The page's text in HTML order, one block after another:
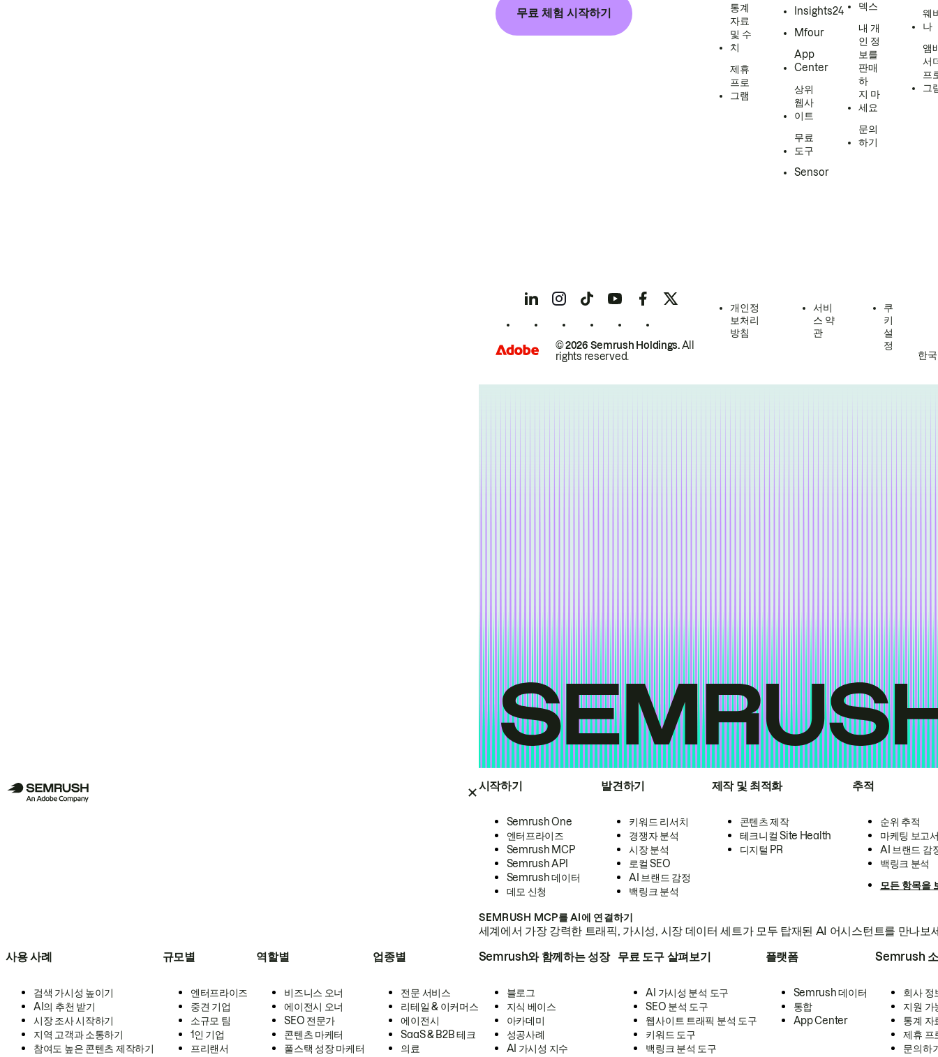
시작하기
Semrush One
엔터프라이즈
Semrush MCP
Semrush API
Semrush 데이터
데모 신청
발견하기
키워드 리서치
경쟁자 분석
시장 분석
로컬 SEO
AI 브랜드 감정
백링크 분석
제작 및 최적화
콘텐츠 제작
테크니컬 Site Health
디지털 PR
추적
순위 추적
마케팅 보고
AI 브랜드 감
백링크 분석
모든 항목을
SEMRUSH MCP를 AI에 연결하기
세계에서 가장 강력한 트래픽, 가시성, 시장 데이터 세트가 모두 탑재된 AI 어시스턴트를 만나보
사용 사례
검색 가시성 높이기
AI의 추천 받기
시장 조사 시작하기
지역 고객과 소통하기
참여도 높은 콘텐츠 제작하기
규모별
엔터프라이즈
중견 기업
소규모 팀
1인 기업
프리랜서
역할별
비즈니스 오너
에이전시 오너
SEO 전문가
콘텐츠 마케터
풀스택 성장 마케터
업종별
전문 서비스
리테일 & 이커머스
에이전시
SaaS & B2B 테크
의료
Semrush와 함께하는 성장
블로그
지식 베이스
아카데미
성공사례
AI 가시성 지수
무료 도구 살펴보기
AI 가시성 분석 도구
SEO 분석 도구
웹사이트 트래픽 분석 도구
키워드 도구
백링크 분석 도구
플랫폼
Semrush 데이터
통합
App Center
Semrush
회사 정
지원 가
통계 자
제휴 프
문의하
무료 체험 시작하기
통계
자료
및 수
치
제휴
프로
그램
Insights24
Mfour
App
Center
상위
웹사
이트
무료
도구
Sensor
덱스
내 개
인 정
보를
판매
하
지 마
세요
문의
하기
웨
나
앰
서
프
그
© 2026 Semrush Holdings.All
rights reserved.
개인정
보처리
방침
서비
스 약
관
쿠
키
설
정
한